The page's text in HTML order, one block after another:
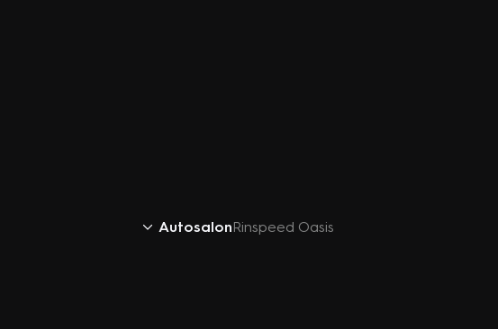
AutosalonRinspeed Oasis